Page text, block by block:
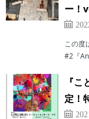
ー！
この度
#2『
『
定！